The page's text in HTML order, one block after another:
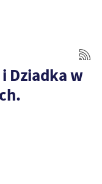
Dziadka w